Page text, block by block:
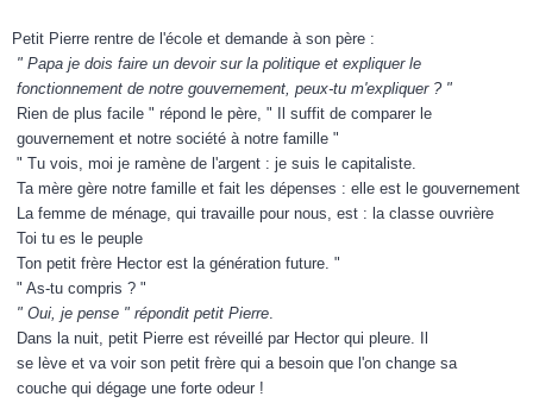
Petit Pierre rentre de l'école et demande à son père :
" Papa je dois faire un devoir sur la politique et expliquer le
fonctionnement de notre gouvernement, peux-tu m'expliquer ? "
Rien de plus facile " répond le père, " Il suffit de comparer le
gouvernement et notre société à notre famille "
" Tu vois, moi je ramène de l'argent : je suis le capitaliste.
Ta mère gère notre famille et fait les dépenses : elle est le gouvernement
La femme de ménage, qui travaille pour nous, est : la classe ouvrière
Toi tu es le peuple
Ton petit frère Hector est la génération future. "
" As-tu compris ? "
" Oui, je pense " répondit petit Pierre.
Dans la nuit, petit Pierre est réveillé par Hector qui pleure. Il
se lève et va voir son petit frère qui a besoin que l'on change sa
couche qui dégage une forte odeur !